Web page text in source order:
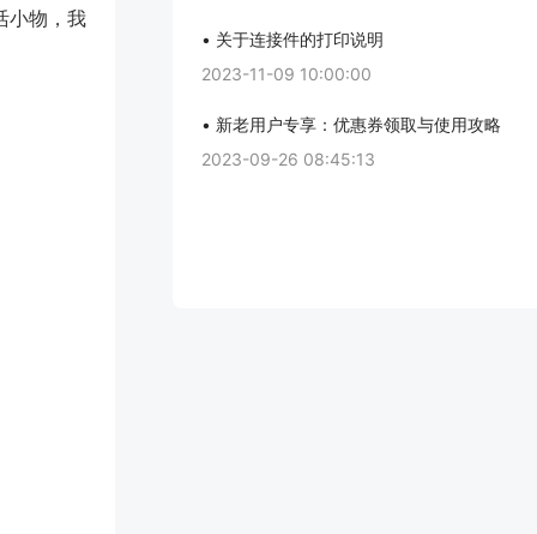
小物，我
• 关于连接件的打印说明
2023-11-09 10:00:00
• 新老用户专享：优惠券领取与使用攻略
2023-09-26 08:45:13